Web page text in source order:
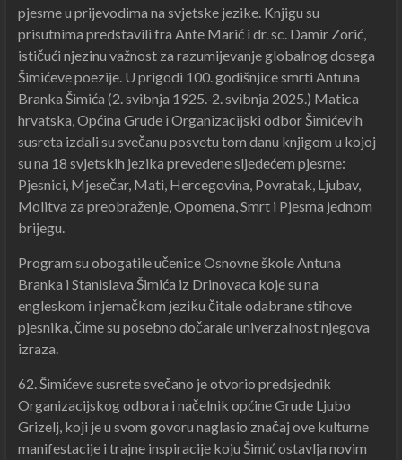
pjesme u prijevodima na svjetske jezike. Knjigu su
prisutnima predstavili fra Ante Marić i dr. sc. Damir Zorić,
ističući njezinu važnost za razumijevanje globalnog dosega
Šimićeve poezije. U prigodi 100. godišnjice smrti Antuna
Branka Šimića (2. svibnja 1925.-2. svibnja 2025.) Matica
hrvatska, Općina Grude i Organizacijski odbor Šimićevih
susreta izdali su svečanu posvetu tom danu knjigom u kojoj
su na 18 svjetskih jezika prevedene sljedećem pjesme:
Pjesnici, Mjesečar, Mati, Hercegovina, Povratak, Ljubav,
Molitva za preobraženje, Opomena, Smrt i Pjesma jednom
brijegu.
Program su obogatile učenice Osnovne škole Antuna
Branka i Stanislava Šimića iz Drinovaca koje su na
engleskom i njemačkom jeziku čitale odabrane stihove
pjesnika, čime su posebno dočarale univerzalnost njegova
izraza.
62. Šimićeve susrete svečano je otvorio predsjednik
Organizacijskog odbora i načelnik općine Grude Ljubo
Grizelj, koji je u svom govoru naglasio značaj ove kulturne
manifestacije i trajne inspiracije koju Šimić ostavlja novim